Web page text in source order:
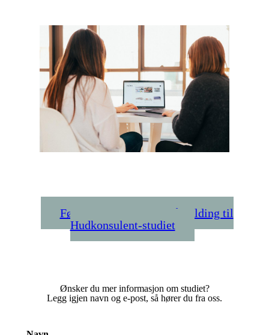
Følg denne linken for påmelding til
Hudkonsulent-studiet
Ønsker du mer informasjon om studiet?
Legg igjen navn og e-post, så hører du fra oss.